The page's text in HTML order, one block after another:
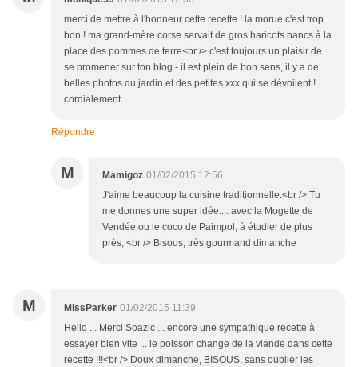
merci de mettre à l'honneur cette recette ! la morue c'est trop
bon ! ma grand-mère corse servait de gros haricots bancs à la
place des pommes de terre<br /> c'est toujours un plaisir de
se promener sur ton blog - il est plein de bon sens, il y a de
belles photos du jardin et des petites xxx qui se dévoilent !
cordialement
Répondre
M Mamigoz 01/02/2015 12:56
J'aime beaucoup la cuisine traditionnelle.<br /> Tu
me donnes une super idée.... avec la Mogette de
Vendée ou le coco de Paimpol, à étudier de plus
près, <br /> Bisous, très gourmand dimanche
M MissParker 01/02/2015 11:39
Hello ... Merci Soazic ... encore une sympathique recette à
essayer bien vite ... le poisson change de la viande dans cette
recette !!!<br /> Doux dimanche, BISOUS, sans oublier les